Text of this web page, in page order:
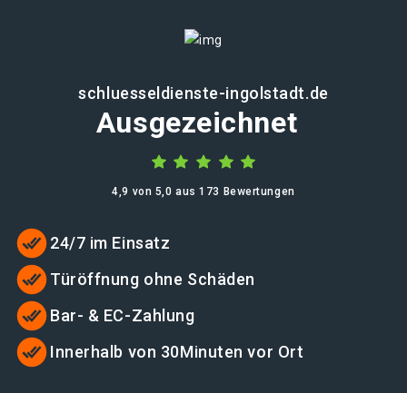
schluesseldienste-ingolstadt.de
Ausgezeichnet
4,9 von 5,0 aus 173 Bewertungen
24/7 im Einsatz
Türöffnung ohne Schäden
Bar- & EC-Zahlung
Innerhalb von 30Minuten vor Ort